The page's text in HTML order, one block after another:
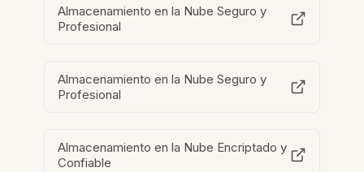
Almacenamiento en la Nube Seguro y
Profesional
Almacenamiento en la Nube Seguro y
Profesional
Almacenamiento en la Nube Encriptado y
Confiable